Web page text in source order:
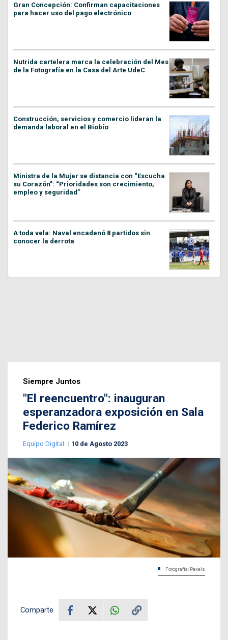
Gran Concepción: Confirman capacitaciones
para hacer uso del pago electrónico
Nutrida cartelera marca la celebración del Mes
de la Fotografía en la Casa del Arte UdeC
Construcción, servicios y comercio lideran la
demanda laboral en el Biobío
Ministra de la Mujer se distancia con “Escucha
su Corazón”: “Prioridades son crecimiento,
empleo y seguridad”
A toda vela: Naval encadenó 8 partidos sin
conocer la derrota
Siempre Juntos
"El reencuentro": inauguran
esperanzadora exposición en Sala
Federico Ramírez
Equipo Digital 10 de Agosto 2023
Fotografía: Pexels
Comparte